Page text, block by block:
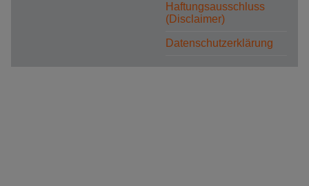
Haftungsausschluss
(Disclaimer)
Datenschutzerklärung